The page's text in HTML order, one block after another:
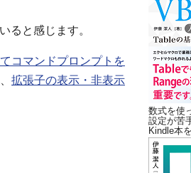
ると感じます。
コマンドプロンプトを
拡張子の表示・非表示
数式を使
設定が苦
Kindle本